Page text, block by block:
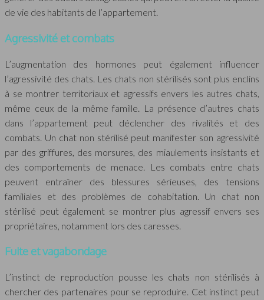
de vie des habitants de l’appartement.
Agressivité et combats
L’augmentation des hormones peut également influencer
l’agressivité des chats. Les chats non stérilisés sont plus enclins
à se montrer territoriaux et agressifs envers les autres chats,
même ceux de la même famille. La présence d’autres chats
dans l’appartement peut déclencher des rivalités et des
combats. Un chat non stérilisé peut manifester son agressivité
par des griffures, des morsures, des miaulements insistants et
des comportements de menace. Les combats entre chats
peuvent entraîner des blessures sérieuses, des tensions
familiales et des problèmes de cohabitation. Un chat non
stérilisé peut également se montrer plus agressif envers ses
propriétaires, notamment lors des caresses.
Fuite et vagabondage
L’instinct de reproduction pousse les chats non stérilisés à
chercher des partenaires pour se reproduire. Cet instinct peut